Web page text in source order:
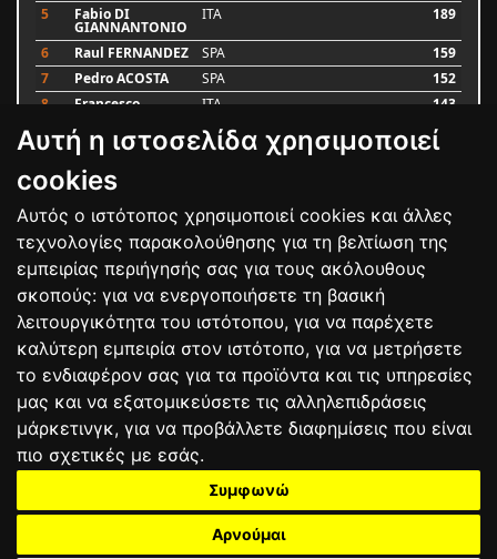
Αυτή η ιστοσελίδα χρησιμοποιεί
cookies
Αυτός ο ιστότοπος χρησιμοποιεί cookies και άλλες
τεχνολογίες παρακολούθησης για τη βελτίωση της
εμπειρίας περιήγησής σας για τους ακόλουθους
σκοπούς: για να ενεργοποιήσετε τη βασική
λειτουργικότητα του ιστότοπου, για να παρέχετε
καλύτερη εμπειρία στον ιστότοπο, για να μετρήσετε
το ενδιαφέρον σας για τα προϊόντα και τις υπηρεσίες
μας και να εξατομικεύσετε τις αλληλεπιδράσεις
μάρκετινγκ, για να προβάλλετε διαφημίσεις που είναι
πιο σχετικές με εσάς.
Συμφωνώ
Αρνούμαι
5
Fabio DI
GIANNANTONIO
ITA 189
6 Raul FERNANDEZ SPA
159
7
Pedro ACOSTA SPA
152
8
Francesco ITA 143
9 Alex MARQUEZ SPA
Luca MARINI
Bαθμολογία
ΟΡΟΙ ΧΡΗΣΗΣΠΟΛΙΤΙΚΗ ΠΡΟΣΤΑΣΙΑΣ
ΑΓΩΝΕΣΑΠΟΤΕΛΕΣΜΑΤΑΑΓΟΡΑ